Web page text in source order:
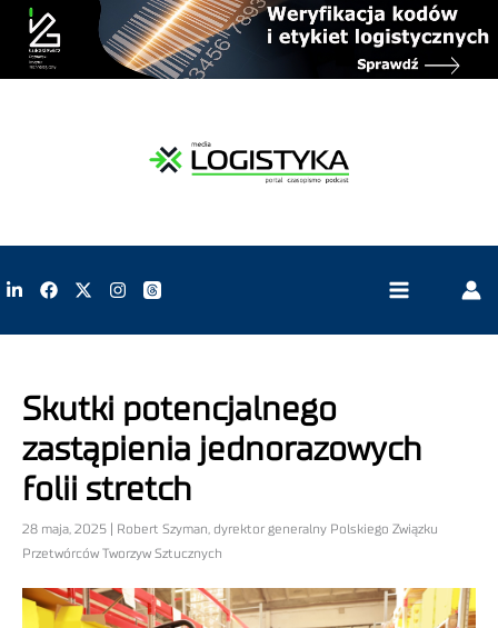
Skutki potencjalnego
zastąpienia jednorazowych
folii stretch
28 maja, 2025 | Robert Szyman, dyrektor generalny Polskiego Związku
Przetwórców Tworzyw Sztucznych